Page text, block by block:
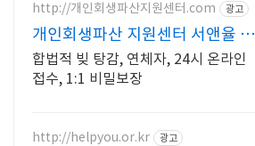
http://개인회생파산지원센터.com 광고
개인회생파산 지원센터 서앤율 빚
탕감 모든 채무 해결
합법적 빚 탕감, 연체자, 24시 온라인
접수, 1:1 비밀보장
http://helpyou.or.kr 광고